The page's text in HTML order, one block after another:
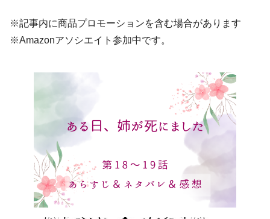
※記事内に商品プロモーションを含む場合があります
※Amazonアソシエイト参加中です。